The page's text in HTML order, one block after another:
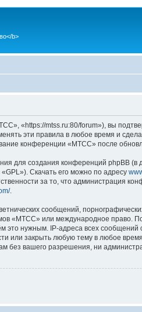
b>
«https://mtss.ru:80/forum»), вы
эти правила в любое время и
конференции «МТСС» после
для создания конференций phpBB
Скачать его можно по адресу
за то, что администрация
.
сообщений,
«МТСС» или международное
это нужным. IP-адреса всех
или закрыть любую тему в любое
без вашего разрешения, ни